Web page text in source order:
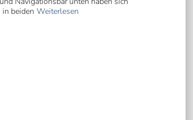
beiden Weiterlesen